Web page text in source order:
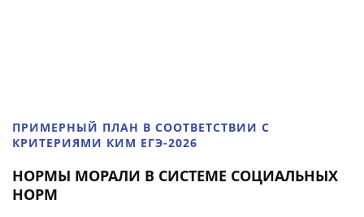
ПРИМЕРНЫЙ ПЛАН В СООТВЕТСТВИИ С
КРИТЕРИЯМИ КИМ ЕГЭ-2026
НОРМЫ МОРАЛИ В СИСТЕМЕ СОЦИАЛЬНЫХ
НОРМ